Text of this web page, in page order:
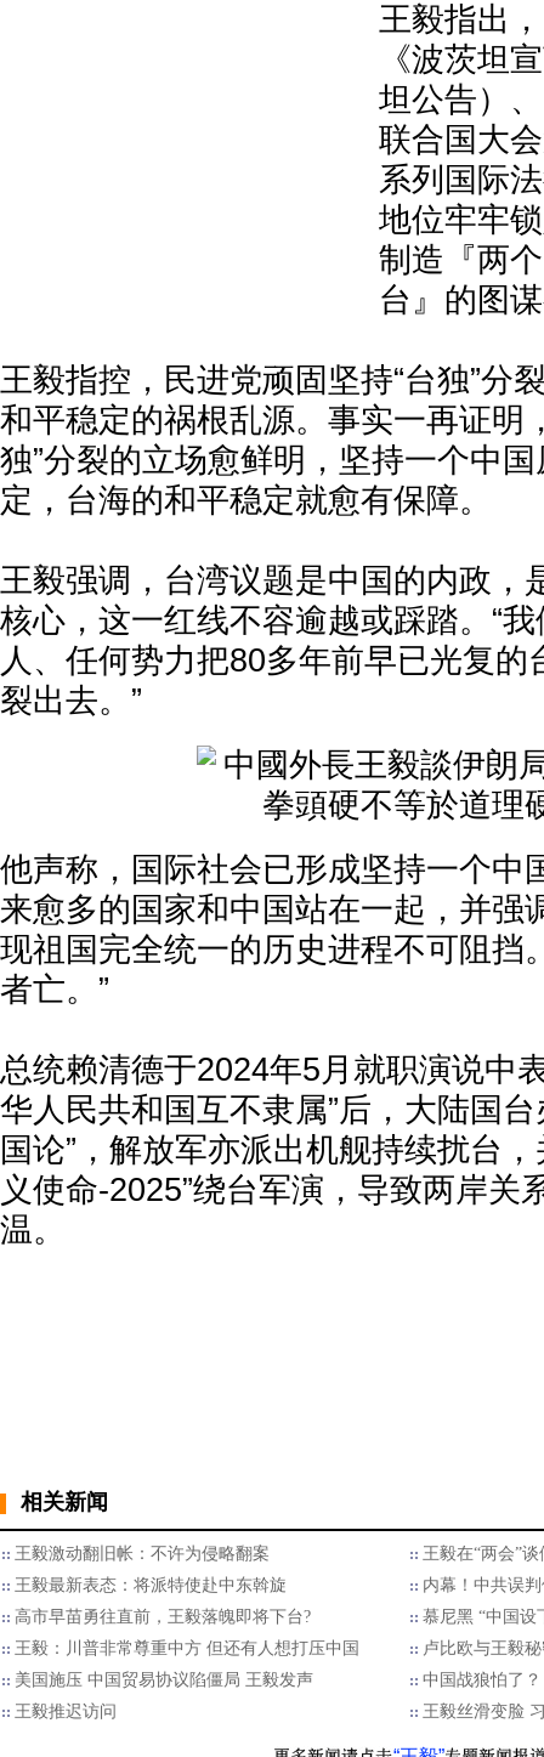
王毅指出
《波茨坦
坦公告）
联合国大
系列国际
地位牢牢
制造『两
台』的图
王毅指控，民进党顽固坚持“台独”分
和平稳定的祸根乱源。事实一再证明
独”分裂的立场愈鲜明，坚持一个中
定，台海的和平稳定就愈有保障。
王毅强调，台湾议题是中国的内政，
核心，这一红线不容逾越或踩踏。“
人、任何势力把80多年前早已光复的
裂出去。”
他声称，国际社会已形成坚持一个中
来愈多的国家和中国站在一起，并强
现祖国完全统一的历史进程不可阻挡
者亡。”
总统赖清德于2024年5月就职演说中
华人民共和国互不隶属”后，大陆国
国论”，解放军亦派出机舰持续扰台
义使命-2025”绕台军演，导致两岸关
温。
相关新闻
王毅激动翻旧帐：不许为侵略翻案
王毅在“两会”谈
王毅最新表态：将派特使赴中东斡旋
内幕！中共误
高市早苗勇往直前，王毅落魄即将下台?
慕尼黑 “中国设
王毅：川普非常尊重中方 但还有人想打压中国
卢比欧与王毅
美国施压 中国贸易协议陷僵局 王毅发声
中国战狼怕了
王毅推迟访问
王毅丝滑变脸